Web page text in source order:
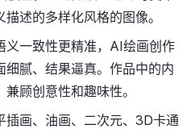
述的多样化风格的图像。
义一致性更精准，AI绘画创作
腻、结果逼真。作品中的内
顾创意性和趣味性。
插画、油画、二次元、3D卡通